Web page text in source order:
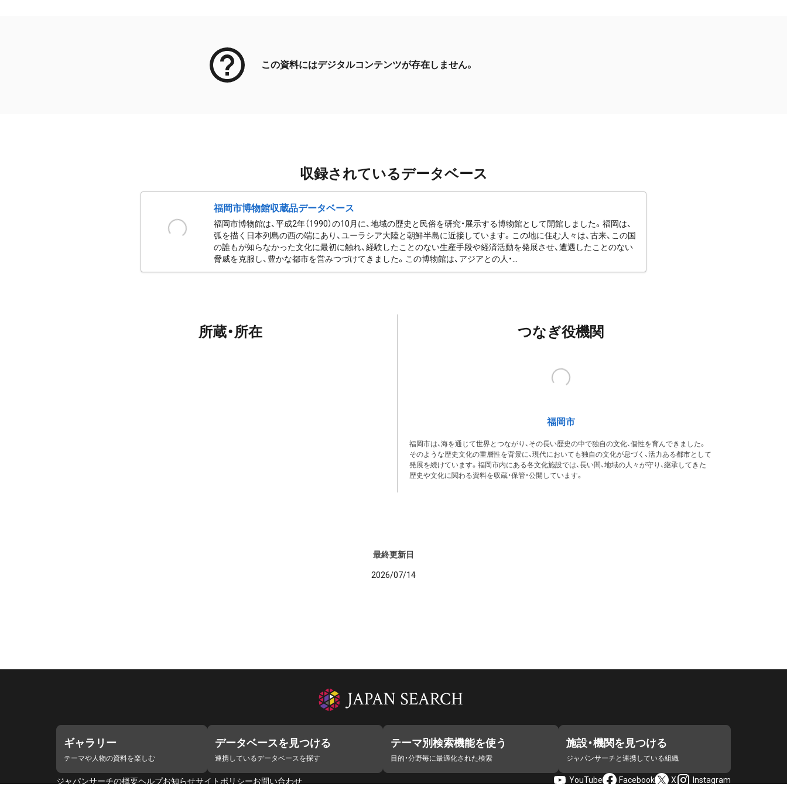
この資料にはデジタルコンテンツが存在しません。
収録されているデータベース
福岡市博物館収蔵品データベース
福岡市博物館は、平成2年（1990）の10月に、地域の歴史と民俗を研究・展示する博物館として開館しました。福岡は、
弧を描く日本列島の西の端にあり、ユーラシア大陸と朝鮮半島に近接しています。この地に住む人々は、古来、この国
の誰もが知らなかった文化に最初に触れ、経験したことのない生産手段や経済活動を発展させ、遭遇したことのない
脅威を克服し、豊かな都市を営みつづけてきました。この博物館は、アジアとの人・...
所蔵・所在 つなぎ役機関
福岡市
福岡市は、海を通じて世界とつながり、その長い歴史の中で独自の文化、個性を育んできました。
そのような歴史文化の重層性を背景に、現代においても独自の文化が息づく、活力ある都市として
発展を続けています。福岡市内にある各文化施設では、長い間、地域の人々が守り、継承してきた
歴史や文化に関わる資料を収蔵・保管・公開しています。
最終更新日
2026/07/14
ギャラリー
テーマや人物の資料を楽しむ
データベースを見つける
連携しているデータベースを探す
テーマ別検索機能を使う
目的・分野毎に最適化された検索
施設・機関を見つける
ジャパンサーチと連携している組織
ジャパンサーチの概要ヘルプお知らせサイトポリシーお問い合わせ YouTube Facebook X Instagram